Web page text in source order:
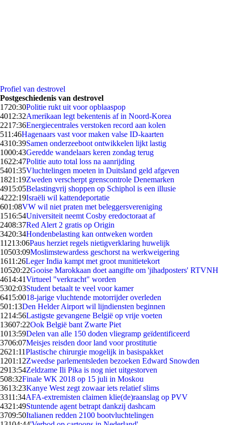
Profiel van destrovel
Postgeschiedenis van destrovel
1720:30Politie rukt uit voor opblaaspop
4012:32Amerikaan legt bekentenis af in Noord-Korea
2217:36Energiecentrales verstoken record aan kolen
511:46Hagenaars vast voor maken valse ID-kaarten
4310:39Samen onderzeeboot ontwikkelen lijkt lastig
1000:43Geredde wandelaars keren zondag terug
1622:47Politie auto total loss na aanrijding
5401:35Vluchtelingen moeten in Duitsland geld afgeven
1821:19Zweden verscherpt grenscontrole Denemarken
4915:05Belastingvrij shoppen op Schiphol is een illusie
4222:19Israëli wil kattendeportatie
601:08VW wil niet praten met beleggersvereniging
1516:54Universiteit neemt Cosby eredoctoraat af
2408:37Red Alert 2 gratis op Origin
3420:34Hondenbelasting kan ontweken worden
11213:06Paus herziet regels nietigverklaring huwelijk
10503:09Moslimstewardess geschorst na werkweigering
1611:26Leger India kampt met groot munitietekort
10520:22Gooise Marokkaan doet aangifte om 'jihadposters' RTVNH
4614:41Virtueel "verkracht" worden
5302:03Student betaalt te veel voor kamer
6415:0018-jarige vluchtende motorrijder overleden
501:13Den Helder Airport wil lijndiensten beginnen
1214:56Lastigste gevangene België op vrije voeten
13607:22Ook België bant Zwarte Piet
1013:59Delen van alle 150 doden vliegramp geïdentificeerd
3706:07Meisjes reisden door land voor prostitutie
2621:11Plastische chirurgie mogelijk in basispakket
1201:12Zweedse parlementsleden bezoeken Edward Snowden
2913:54Zeldzame Ili Pika is nog niet uitgestorven
508:32Finale WK 2018 op 15 juli in Moskou
3613:23Kanye West zegt zowaar iets relatief slims
3311:34AFA-extremisten claimen klie(de)raanslag op PVV
4321:49Stuntende agent betrapt dankzij dashcam
3709:50Italianen redden 2100 bootvluchtelingen